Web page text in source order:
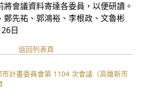
會議資料寄達各委員，以便研讀。
鄭先祐、郭鴻裕、李根政、文魯彬
日
返回列表頁
計畫委員會第 1104 次會議（高雄新市